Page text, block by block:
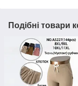
Подібні товари